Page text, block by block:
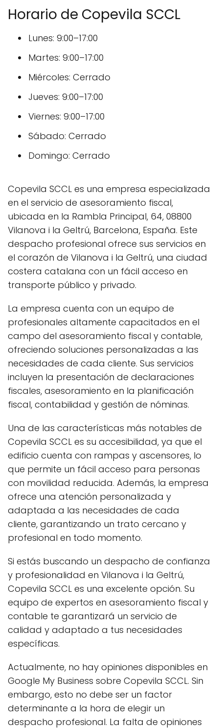
Horario de Copevila SCCL
Lunes: 9:00–17:00
Martes: 9:00–17:00
Miércoles: Cerrado
Jueves: 9:00–17:00
Viernes: 9:00–17:00
Sábado: Cerrado
Domingo: Cerrado
Copevila SCCL es una empresa especializada
en el servicio de asesoramiento fiscal,
ubicada en la Rambla Principal, 64, 08800
Vilanova i la Geltrú, Barcelona, España. Este
despacho profesional ofrece sus servicios en
el corazón de Vilanova i la Geltrú, una ciudad
costera catalana con un fácil acceso en
transporte público y privado.
La empresa cuenta con un equipo de
profesionales altamente capacitados en el
campo del asesoramiento fiscal y contable,
ofreciendo soluciones personalizadas a las
necesidades de cada cliente. Sus servicios
incluyen la presentación de declaraciones
fiscales, asesoramiento en la planificación
fiscal, contabilidad y gestión de nóminas.
Una de las características más notables de
Copevila SCCL es su accesibilidad, ya que el
edificio cuenta con rampas y ascensores, lo
que permite un fácil acceso para personas
con movilidad reducida. Además, la empresa
ofrece una atención personalizada y
adaptada a las necesidades de cada
cliente, garantizando un trato cercano y
profesional en todo momento.
Si estás buscando un despacho de confianza
y profesionalidad en Vilanova i la Geltrú,
Copevila SCCL es una excelente opción. Su
equipo de expertos en asesoramiento fiscal y
contable te garantizará un servicio de
calidad y adaptado a tus necesidades
específicas.
Actualmente, no hay opiniones disponibles en
Google My Business sobre Copevila SCCL. Sin
embargo, esto no debe ser un factor
determinante a la hora de elegir un
despacho profesional. La falta de opiniones